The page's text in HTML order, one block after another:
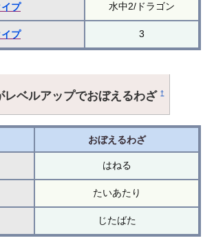
イプ 水中2/ドラゴン
イプ 3
レベルアップでおぼえるわざ†
おぼえるわざ
はねる
たいあたり
じたばた